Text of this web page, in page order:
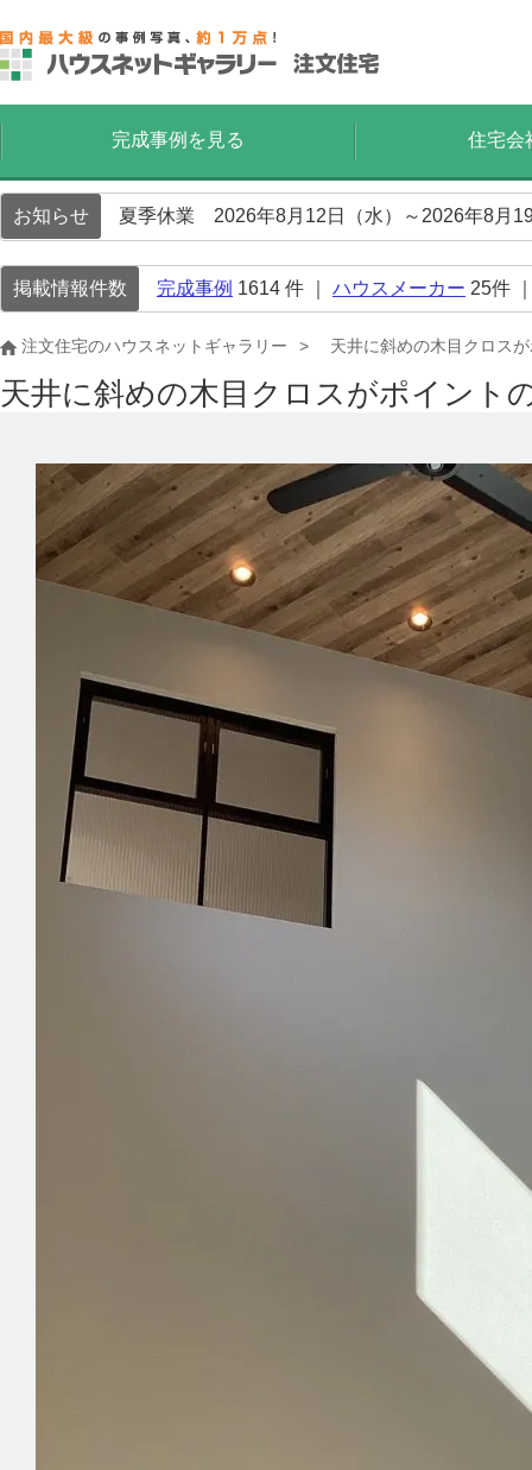
完成事例を見る 住宅会
お知らせ 夏季休業 2026年8月12日（水）～2026年8月
掲載情報件数 完成事例 1614 件 ｜ ハウスメーカー 25件
注文住宅のハウスネットギャラリー 天井に斜めの木目クロス
天井に斜めの木目クロスがポイント